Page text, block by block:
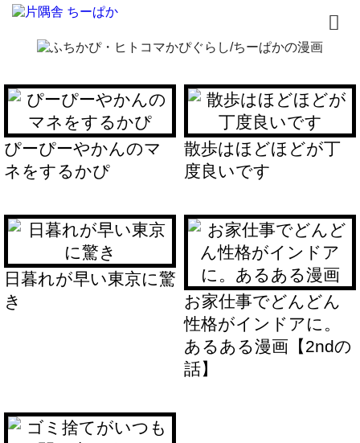
ぴーぴーやかんのマ
ネをするかぴ
散歩はほどほどが丁
度良いです
日暮れが早い東京に驚
き
お家仕事でどんどん
性格がインドアに。
あるある漫画【2ndの
話】
書籍
無料漫画
イラスト
お問合せ